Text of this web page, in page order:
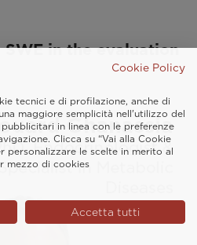
in the evaluation
Cookie Policy
tecnici e di profilazione, anche di
maggiore semplicità nell'utilizzo del
in linea con le preferenze
Clicca su “Vai alla Cookie
personalizzare le scelte in merito al
mezzo di cookies
Accetta tutti